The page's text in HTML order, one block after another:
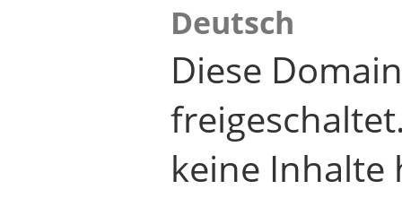
Deutsch
Diese
keine Inhalte